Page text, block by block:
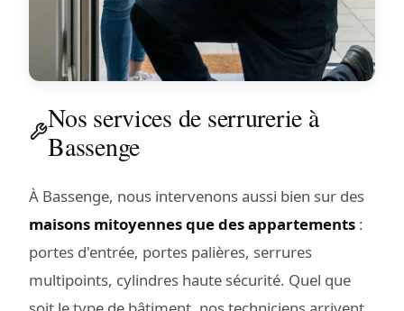
Nos services de serrurerie à
Bassenge
À Bassenge, nous intervenons aussi bien sur des
maisons mitoyennes que des appartements :
portes d'entrée, portes palières, serrures
multipoints, cylindres haute sécurité. Quel que